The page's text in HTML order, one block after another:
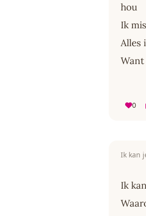
hou
Ik
Alles
Want
0
Ik kan
Ik